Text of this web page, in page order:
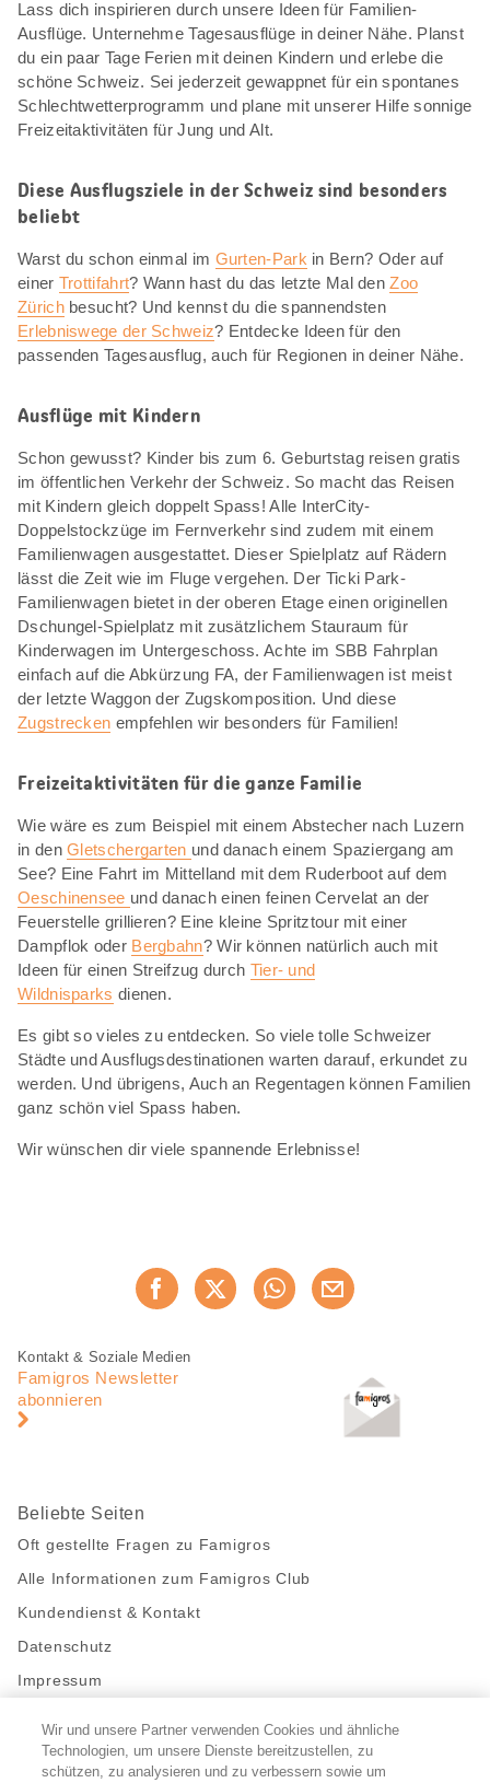
Lass dich inspirieren durch unsere Ideen für Familien-
Ausflüge. Unternehme Tagesausflüge in deiner Nähe. Planst
du ein paar Tage Ferien mit deinen Kindern und erlebe die
schöne Schweiz. Sei jederzeit gewappnet für ein spontanes
Schlechtwetterprogramm und plane mit unserer Hilfe sonnige
Freizeitaktivitäten für Jung und Alt.
Diese Ausflugsziele in der Schweiz sind besonders
beliebt
Warst du schon einmal im Gurten-Park in Bern? Oder auf
einer Trottifahrt? Wann hast du das letzte Mal denZoo
Zürichbesucht? Und kennst du die spannendsten
Erlebniswege der Schweiz? Entdecke Ideen für den
passenden Tagesausflug, auch für Regionen in deiner Nähe.
Ausflüge mit Kindern
Schon gewusst? Kinder bis zum 6. Geburtstag reisen gratis
im öffentlichen Verkehr der Schweiz. So macht das Reisen
mit Kindern gleich doppelt Spass! Alle InterCity-
Doppelstockzüge im Fernverkehr sind zudem mit einem
Familienwagen ausgestattet. Dieser Spielplatz auf Rädern
lässt die Zeit wie im Fluge vergehen. Der Ticki Park-
Familienwagen bietet in der oberen Etage einen originellen
Dschungel-Spielplatz mit zusätzlichem Stauraum für
Kinderwagen im Untergeschoss. Achte im SBB Fahrplan
einfach auf die Abkürzung FA, der Familienwagen ist meist
der letzte Waggon der Zugskomposition. Und diese
Zugstrecken empfehlen wir besonders für Familien!
Freizeitaktivitäten für die ganze Familie
Wie wäre es zum Beispiel mit einem Abstecher nach Luzern
in denGletschergarten und danach einem Spaziergang am
See? Eine Fahrt im Mittelland mit dem Ruderboot auf dem
Oeschinensee und danach einen feinen Cervelat an der
Feuerstelle grillieren? Eine kleine Spritztour mit einer
Dampflok oder Bergbahn? Wir können natürlich auch mit
Ideen für einen Streifzug durch Tier- und
Wildnisparks dienen.
Es gibt so vieles zu entdecken. So viele tolle Schweizer
Städte und Ausflugsdestinationen warten darauf, erkundet zu
werden. Und übrigens, Auch an Regentagen können Familien
ganz schön viel Spass haben.
Wir wünschen dir viele spannende Erlebnisse!
Jetzt weiterempfehlen
Fusszeile
Fusszeile
Navigation
Kontakt & Soziale Medien
Famigros Newsletter
abonnieren
Beliebte Seiten
Oft gestellte Fragen zu Famigros
Alle Informationen zum Famigros Club
Kundendienst & Kontakt
Datenschutz
Impressum
Bleibe mit uns in Kontakt
Facebook
https://twitter.com/migros
https://www.youtube.com/user/
PinterestInstagram
Wir und unsere Partner verwenden Cookies und ähnliche
Technologien, um unsere Dienste bereitzustellen, zu
schützen, zu analysieren und zu verbessern sowie um